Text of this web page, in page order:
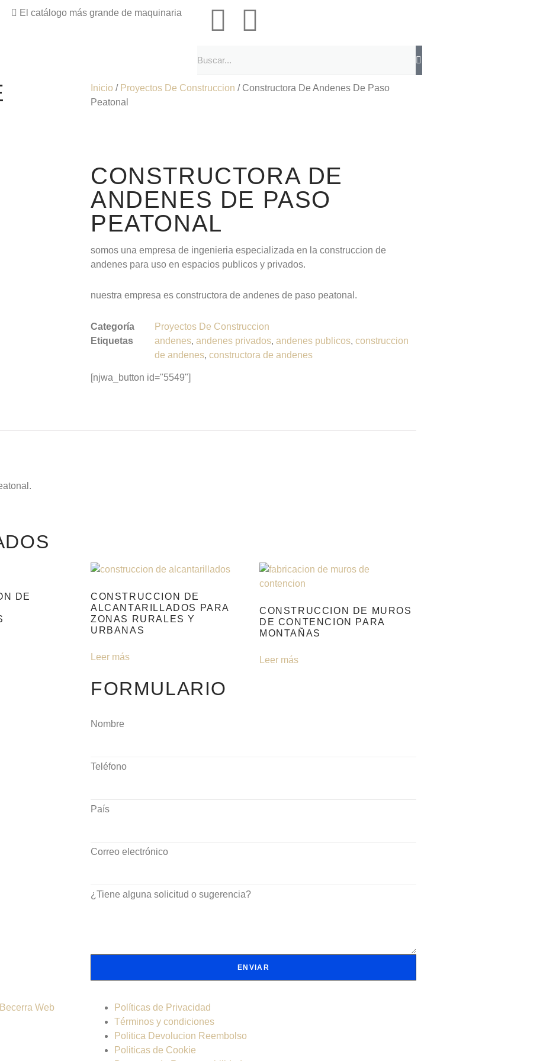
El catálogo más grande de maquinaria
Inicio / Proyectos De Construccion / Constructora De Andenes De Paso
Peatonal
CONSTRUCTORA DE
ANDENES DE PASO
PEATONAL
somos una empresa de ingenieria especializada en la construccion de
andenes para uso en espacios publicos y privados.
nuestra empresa es constructora de andenes de paso peatonal.
Categoría
Proyectos De Construccion
Etiquetas
andenes, andenes privados, andenes publicos, construccion
de andenes, constructora de andenes
[njwa_button id="5549"]
DE
CONSTRUCCION DE
ALCANTARILLADOS PARA
ZONAS RURALES Y
URBANAS
Leer más
CONSTRUCCION DE MUROS
DE CONTENCION PARA
MONTAÑAS
Leer más
FORMULARIO
Nombre
Teléfono
País
Correo electrónico
¿Tiene alguna solicitud o sugerencia?
ENVIAR
Becerra Web
Políticas de Privacidad
Términos y condiciones
Politica Devolucion Reembolso
Politicas de Cookie